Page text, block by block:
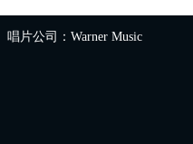
唱片公司：Warner Music